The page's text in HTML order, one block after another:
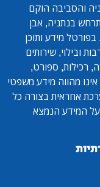
והסביבה הוקם
בנתניה, אבן
מידע ותוכן
ובילוי, שירותים
רכילות, ספורט,
מהווה מידע משפטי
אחראית בצורה כל
המידע הנמצא